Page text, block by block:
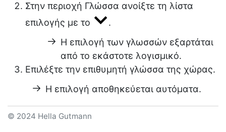
Στην περιοχή Γλώσσα ανοίξτε τη λίστα
επιλογής με το
.
Η επιλογή των γλωσσών εξαρτάται
από το εκάστοτε λογισμικό.
Επιλέξτε την επιθυμητή γλώσσα της χώρας.
Η επιλογή αποθηκεύεται αυτόματα.
© 2024 Hella Gutmann